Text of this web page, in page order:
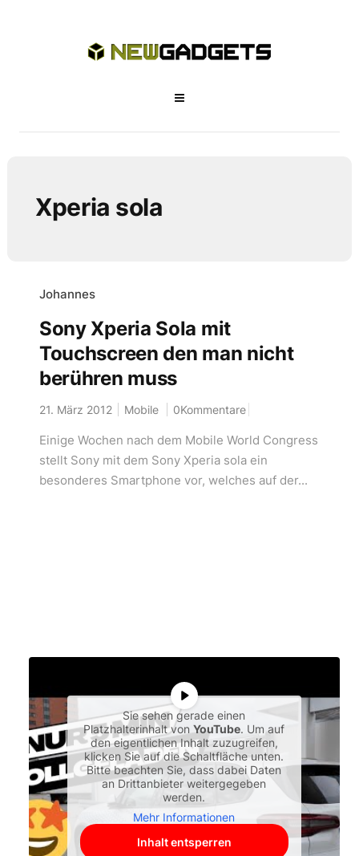
Xperia sola
Johannes
Sony Xperia Sola mit
Touchscreen den man nicht
berühren muss
21. März 2012 Mobile 0Kommentare
Einige Wochen nach dem Mobile World Congress
stellt Sony mit dem Sony Xperia sola ein
besonderes Smartphone vor, welches auf der...
Sie sehen gerade einen
Platzhalterinhalt vonYouTube. Um auf
den eigentlichen Inhalt zuzugreifen,
klicken Sie auf die Schaltfläche unten.
Bitte beachten Sie, dass dabei Daten
an Drittanbieter weitergegeben
werden.
Mehr Informationen
Inhalt entsperren